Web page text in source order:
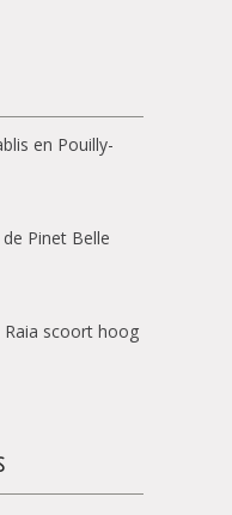
en Pouilly-
Pinet Belle
Raia scoort hoog